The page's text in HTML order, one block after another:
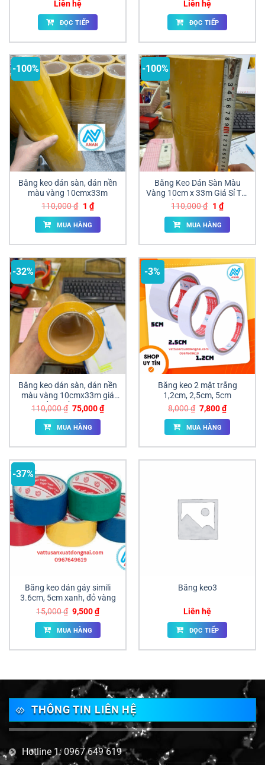
Liên hệ
ĐỌC TIẾP
Liên hệ
ĐỌC TIẾP
-100%
Băng keo dán sàn, dán nền
màu vàng 10cmx33m
110,000₫ Giá
gốc
là:
110,000 ₫.
1 ₫Giá
hiện
tại
MUA HÀNG
-100%
Băng Keo Dán Sàn Màu
Vàng 10cm x 33m Giá Sỉ Tốt
Đồng Nai | ANAN
110,000₫ Giá
gốc
là:
110,000 ₫.
1 ₫Giá
hiện
tại
MUA HÀNG
-32%
Băng keo dán sàn, dán nền
màu vàng 10cmx33m giá
tốt tại đồng nai
110,000₫ Giá
gốc
là:
110,000 ₫.
75,000₫Giá
hiện
MUA HÀNG
-3%
Băng keo 2 mặt trắng
1,2cm, 2,5cm, 5cm
8,000₫ Giá
gốc
là:
8,000 ₫.
7,800₫Giá
hiện
tại
là:
MUA HÀNG
-37%
Băng keo dán gáy simili
3.6cm, 5cm xanh, đỏ vàng
15,000₫ Giá
gốc
là:
15,000 ₫.
9,500₫Giá
hiện
tại
MUA HÀNG
Băng keo3
Liên hệ
ĐỌC TIẾP
THÔNG TIN LIÊN HỆ
Hotline 1: 0967 649 619